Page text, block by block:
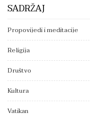
SADRŽAJ
Propovijedi i meditacije
Religija
Društvo
Kultura
Vatikan